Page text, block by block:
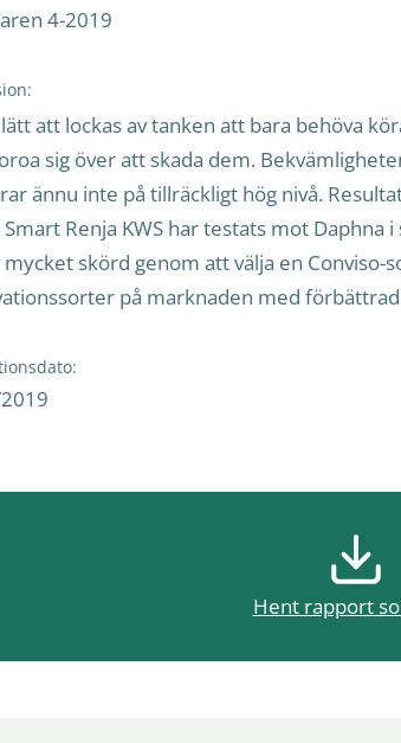
4-2019
att lockas av tanken att bara behöva
sig över att skada dem.
ännu inte på tillräckligt hög nivå.
Renja KWS har testats mot Daphna
skörd genom att välja en Conviso-
på marknaden med
Hent rapport